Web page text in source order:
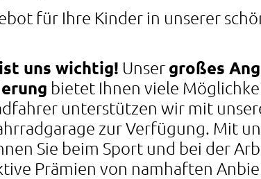
für Ihre Kinder in unserer
uns wichtig! Unser großes
bietet Ihnen viele
unterstützen wir mit
zur Verfügung. Mit
Sie beim Sport und bei der
Prämien von namhaften